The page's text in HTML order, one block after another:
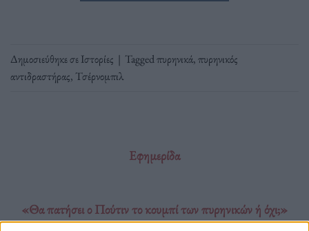
Δημοσιεύθηκε σεΙστορίες | Taggedπυρηνικά,πυρηνικός
αντιδραστήρας, Τσέρνομπιλ
Εφημερίδα
«Θα πατήσει ο Πούτιν το κουμπί των πυρηνικών ή όχι;»